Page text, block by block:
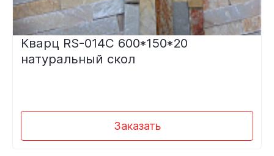
Кварц RS-014C 600*150*20
натуральный скол
Заказать